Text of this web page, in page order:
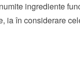
ingrediente
ia în considerare